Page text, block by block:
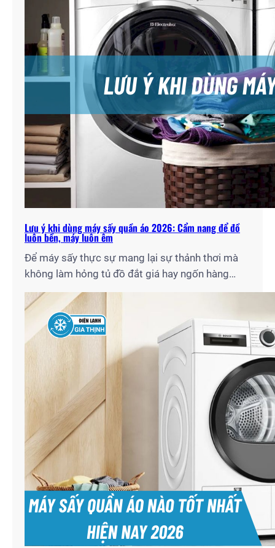
Lưu ý khi dùng máy sấy quần áo 2026: Cẩm nang để đồ
luôn bền, máy luôn êm
Để máy sấy thực sự mang lại sự thảnh thơi mà
không làm hỏng tủ đồ đắt giá hay ngốn hàng
triệu đồng tiền điện mỗi tháng, bạn cần nắm rõ
những quy tắc vận hành chuẩn chuyên gia. Với tư
cách là đội ngũ kỹ thuật lâu năm tại Điện Lạnh
Gia Thịnh, tôi…